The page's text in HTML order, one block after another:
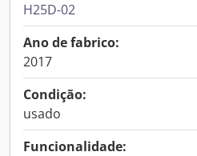
H25D-02
Ano de fabrico:
2017
Condição:
usado
Funcionalidade: